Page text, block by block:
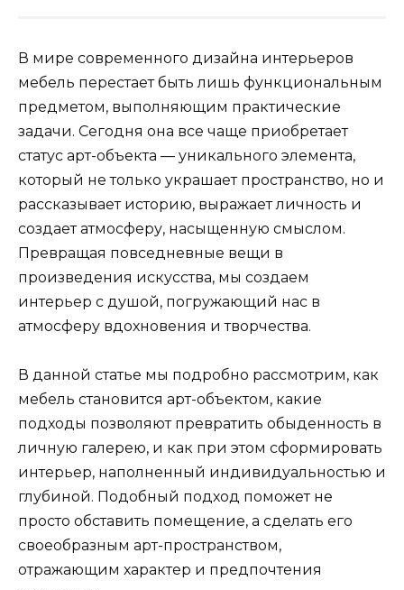
В мире современного дизайна интерьеров
мебель перестает быть лишь функциональным
предметом, выполняющим практические
задачи. Сегодня она все чаще приобретает
статус арт-объекта — уникального элемента,
который не только украшает пространство, но и
рассказывает историю, выражает личность и
создает атмосферу, насыщенную смыслом.
Превращая повседневные вещи в
произведения искусства, мы создаем
интерьер с душой, погружающий нас в
атмосферу вдохновения и творчества.
В данной статье мы подробно рассмотрим, как
мебель становится арт-объектом, какие
подходы позволяют превратить обыденность в
личную галерею, и как при этом сформировать
интерьер, наполненный индивидуальностью и
глубиной. Подобный подход поможет не
просто обставить помещение, а сделать его
своеобразным арт-пространством,
отражающим характер и предпочтения